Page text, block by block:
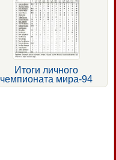
Итоги личного
чемпионата мира-94